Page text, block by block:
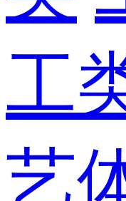
工
艺